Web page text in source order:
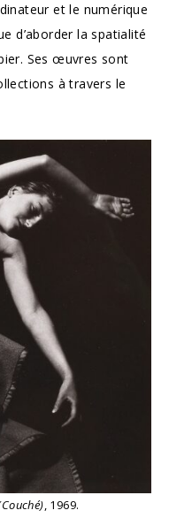
et le numérique
d’aborder la spatialité
Ses œuvres sont
à travers le
, 1969.